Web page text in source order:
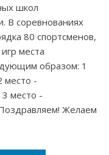
школ
В соревнованиях
80 спортсменов,
места
образом: 1
место -
3 место -
Желаем